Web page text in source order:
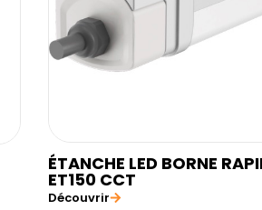
ÉTANCHE LED BORNE
ET150 CCT
Découvrir